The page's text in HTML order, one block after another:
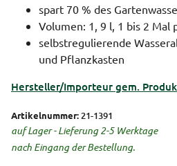
spart 70 % des
Volumen: 1, 9 l, 1 bis 2 Mal
selbstregulierende
und Pflanzkasten
Hersteller/Importeur gem.
Artikelnummer: 21-1391
auf Lager - Lieferung 2-5 Werktage
nach Eingang der Bestellung.